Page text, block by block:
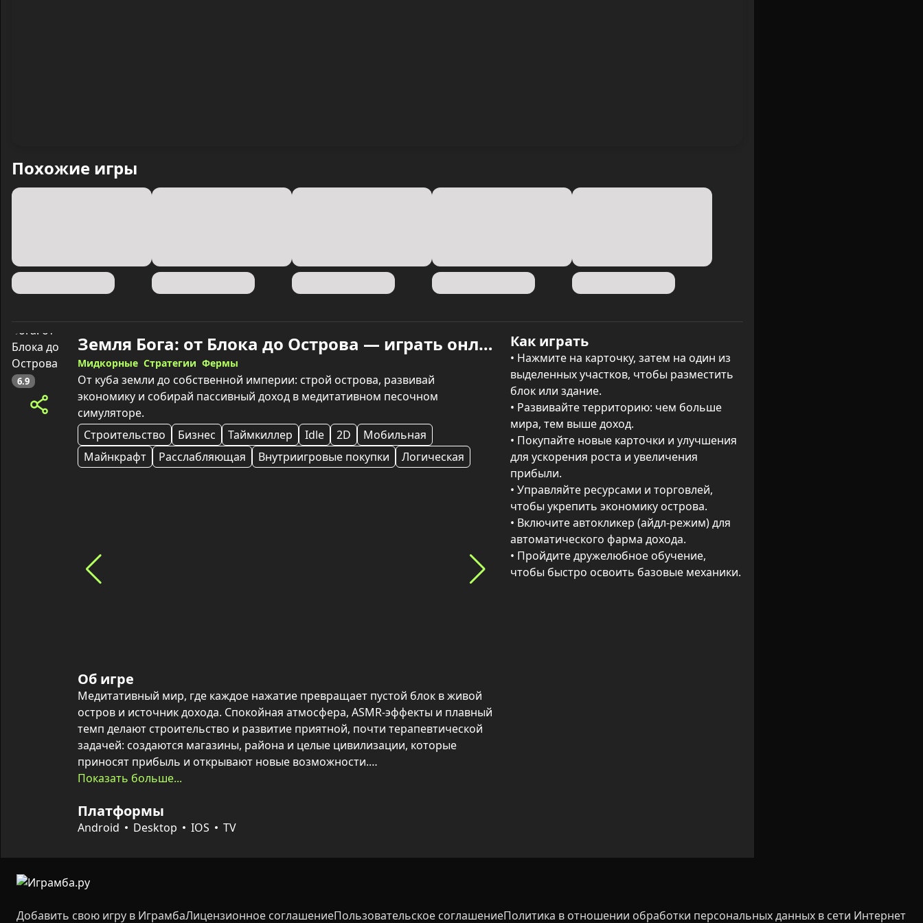
Похожие игры
6.9
Земля Бога: от Блока до Острова — играть онлайн
Мидкорные Стратегии Фермы
От куба земли до собственной империи: строй острова, развивай
экономику и собирай пассивный доход в медитативном песочном
симуляторе.
Строительство
Бизнес Таймкиллер Idle 2D
Мобильная
Майнкрафт
Расслабляющая Внутриигровые покупки Логическая
Как играть
• Нажмите на карточку, затем на один из
выделенных участков, чтобы разместить
блок или здание.
• Развивайте территорию: чем больше
мира, тем выше доход.
• Покупайте новые карточки и улучшения
для ускорения роста и увеличения
прибыли.
• Управляйте ресурсами и торговлей,
чтобы укрепить экономику острова.
• Включите автокликер (айдл‑режим) для
автоматического фарма дохода.
• Пройдите дружелюбное обучение,
чтобы быстро освоить базовые механики.
Об игре
Медитативный мир, где каждое нажатие превращает пустой блок в живой
остров и источник дохода. Спокойная атмосфера, ASMR‑эффекты и плавный
темп делают строительство и развитие приятной, почти терапевтической
задачей: создаются магазины, района и целые цивилизации, которые
приносят прибыль и открывают новые возможности.
расширяет территорию, экономика развивается за счёт торговли и
управления ресурсами, а покупка карт и улучшений увеличивает доход.
получается вырасти шаг за шагом.
Показать больше...
Платформы
Android Desktop IOS TV
Добавить свою игру в ИграмбаЛицензионное соглашениеПользовательское соглашениеПолитика в отношении обработки персональных данных в сети Интернет